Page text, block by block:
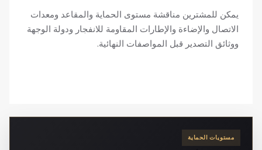
يمكن للمشترين مناقشة مستوى الحماية والمقاعد ومعدات
الاتصال والإضاءة والإطارات المقاومة للانفجار ودولة الوجهة
ووثائق التصدير قبل المواصفات النهائية.
مستويات الحماية